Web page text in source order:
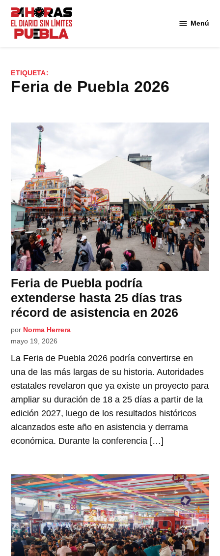
Saltar
contenido
Menú
ETIQUETA:
Feria de Puebla 2026
Feria de Puebla podría
extenderse hasta 25 días tras
récord de asistencia en 2026
por Norma Herrera
mayo 19, 2026
La Feria de Puebla 2026 podría convertirse en
una de las más largas de su historia. Autoridades
estatales revelaron que ya existe un proyecto para
ampliar su duración de 18 a 25 días a partir de la
edición 2027, luego de los resultados históricos
alcanzados este año en asistencia y derrama
económica. Durante la conferencia […]